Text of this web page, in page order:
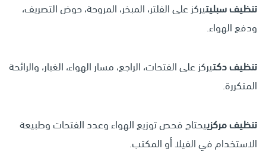
تنظيف سبليتيركز على الفلتر، المبخر، المروحة، حوض التصريف،
ودفع الهواء.
تنظيف دكتيركز على الفتحات، الراجع، مسار الهواء، الغبار، والرائحة
المتكررة.
تنظيف مركزييحتاج فحص توزيع الهواء وعدد الفتحات وطبيعة
الاستخدام في الفيلا أو المكتب.